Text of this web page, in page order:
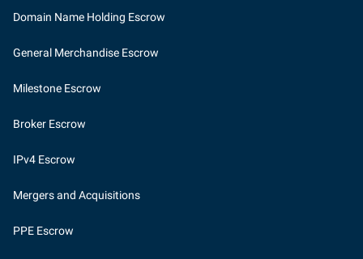
Domain Name Holding Escrow
General Merchandise Escrow
Milestone Escrow
Broker Escrow
IPv4 Escrow
Mergers and Acquisitions
PPE Escrow